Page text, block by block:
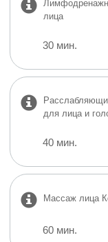
лица
30 мин.
для лица и
40 мин.
Массаж лица
60 мин.